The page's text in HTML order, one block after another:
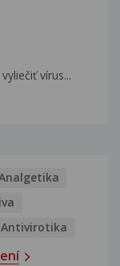
vírus...
Antivirotika